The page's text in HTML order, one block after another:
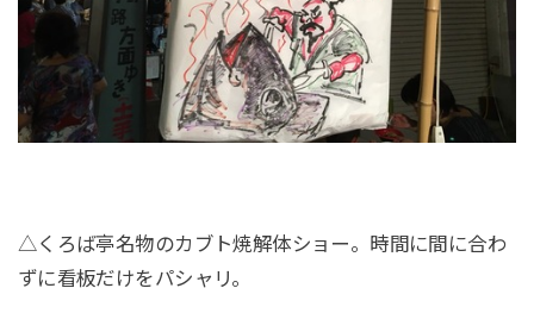
△くろば亭名物のカブト焼解体ショー。時間に間に合わ
ずに看板だけをパシャリ。